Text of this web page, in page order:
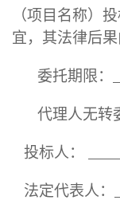
（项目名称）
宜，其法律后果
委托期限：
代理人无转
投标人：
法定代表人：